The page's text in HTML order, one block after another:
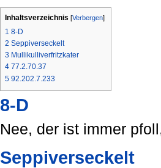
Inhaltsverzeichnis [Verbergen]
1 8-D
2 Seppiverseckelt
3 Mullikulliverfritzkater
4 77.2.70.37
5 92.202.7.233
8-D
Nee, der ist immer
Seppiverseckelt